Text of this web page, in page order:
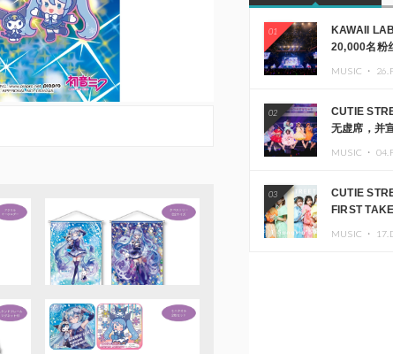
01
KAWAII
20,000名粉
MUSIC ・
02
CUTIE
无虚席，并
MUSIC ・
03
CUTIE
FIRST TAKE
MUSIC ・